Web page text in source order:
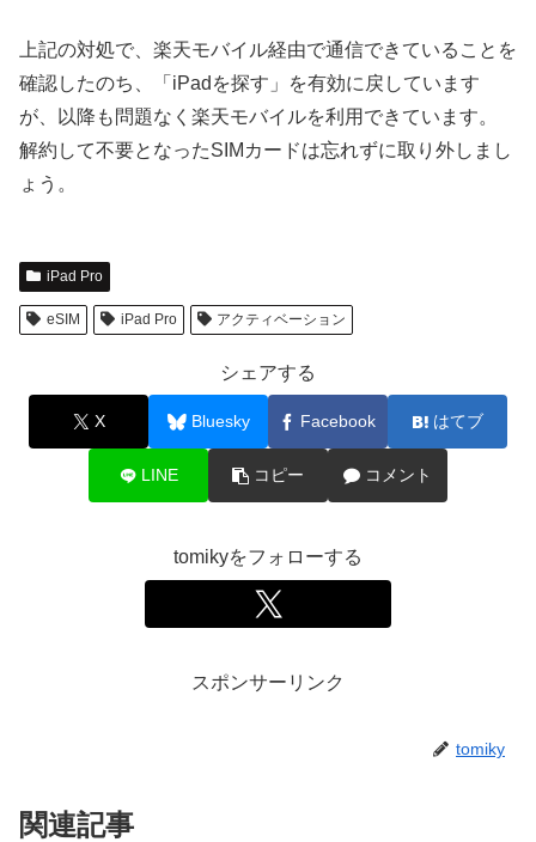
上記の対処で、楽天モバイル経由で通信できていることを
確認したのち、「iPadを探す」を有効に戻しています
が、以降も問題なく楽天モバイルを利用できています。
解約して不要となったSIMカードは忘れずに取り外しまし
ょう。
iPad Pro
eSIM iPad Pro アクティベーション
シェアする
X Bluesky Facebook はてブ
LINE コピー コメント
tomikyをフォローする
スポンサーリンク
tomiky
関連記事